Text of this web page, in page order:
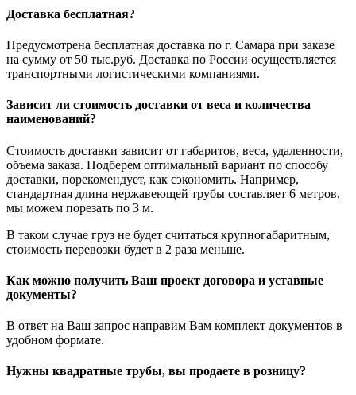
Доставка бесплатная?
Предусмотрена бесплатная доставка по г. Самара при заказе
на сумму от 50 тыс.руб. Доставка по России осуществляется
транспортными логистическими компаниями.
Зависит ли стоимость доставки от веса и количества
наименований?
Стоимость доставки зависит от габаритов, веса, удаленности,
объема заказа. Подберем оптимальный вариант по способу
доставки, порекомендует, как сэкономить. Например,
стандартная длина нержавеющей трубы составляет 6 метров,
мы можем порезать по 3 м.
В таком случае груз не будет считаться крупногабаритным,
стоимость перевозки будет в 2 раза меньше.
Как можно получить Ваш проект договора и уставные
документы?
В ответ на Ваш запрос направим Вам комплект документов в
удобном формате.
Нужны квадратные трубы, вы продаете в розницу?